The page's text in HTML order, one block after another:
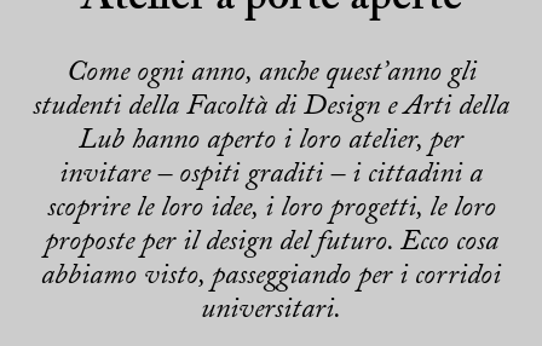
Come ogni anno, anche quest’anno gli
studenti della Facoltà di Design e Arti della
Lub hanno aperto i loro atelier, per
invitare – ospiti graditi – i cittadini a
scoprire le loro idee, i loro progetti, le loro
proposte per il design del futuro. Ecco cosa
abbiamo visto, passeggiando per i corridoi
universitari.